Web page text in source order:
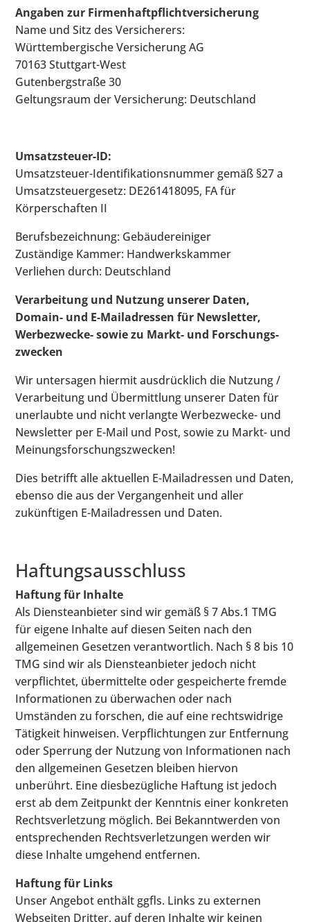
Angaben zur Firmenhaftpflichtversicherung
Name und Sitz des Versicherers:
Württembergische Versicherung AG
70163 Stuttgart-West
Gutenbergstraße 30
Geltungsraum der Versicherung: Deutschland
Umsatzsteuer-ID:
Umsatzsteuer-Identifikationsnummer gemäß §27 a
Umsatzsteuergesetz: DE261418095, FA für
Körperschaften II
Berufsbezeichnung: Gebäudereiniger
Zuständige Kammer: Handwerkskammer
Verliehen durch: Deutschland
Verarbeitung und Nutzung unserer Daten,
Domain- und E-Mailadressen für Newsletter,
Werbezwecke- sowie zu Markt- und Forschungs-
zwecken
Wir untersagen hiermit ausdrücklich die Nutzung /
Verarbeitung und Übermittlung unserer Daten für
unerlaubte und nicht verlangte Werbezwecke- und
Newsletter per E-Mail und Post, sowie zu Markt- und
Meinungsforschungszwecken!
Dies betrifft alle aktuellen E-Mailadressen und Daten,
ebenso die aus der Vergangenheit und aller
zukünftigen E-Mailadressen und Daten.
Haftungsausschluss
Haftung für Inhalte
Als Diensteanbieter sind wir gemäß § 7 Abs.1 TMG
für eigene Inhalte auf diesen Seiten nach den
allgemeinen Gesetzen verantwortlich. Nach § 8 bis 10
TMG sind wir als Diensteanbieter jedoch nicht
verpflichtet, übermittelte oder gespeicherte fremde
Informationen zu überwachen oder nach
Umständen zu forschen, die auf eine rechtswidrige
Tätigkeit hinweisen. Verpflichtungen zur Entfernung
oder Sperrung der Nutzung von Informationen nach
den allgemeinen Gesetzen bleiben hiervon
unberührt. Eine diesbezügliche Haftung ist jedoch
erst ab dem Zeitpunkt der Kenntnis einer konkreten
Rechtsverletzung möglich. Bei Bekanntwerden von
entsprechenden Rechtsverletzungen werden wir
diese Inhalte umgehend entfernen.
Haftung für Links
Unser Angebot enthält ggfls. Links zu externen
Webseiten Dritter, auf deren Inhalte wir keinen